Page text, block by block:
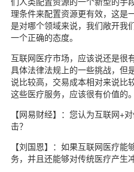
理条件来配置资源更有效，这是
是对哪个领域来说，我们敞开我
一个正确的态度。
互联网医疗市场，应该说还是很
具体法律法规上的一些挑战，但
说比较高，交易成本相对来说比
这些医疗服务，应该很有价值的。
【网易财经】：您认为互联网+
击？
【刘国恩】：如果互联网医疗
务，并且还能够对传统医疗产生